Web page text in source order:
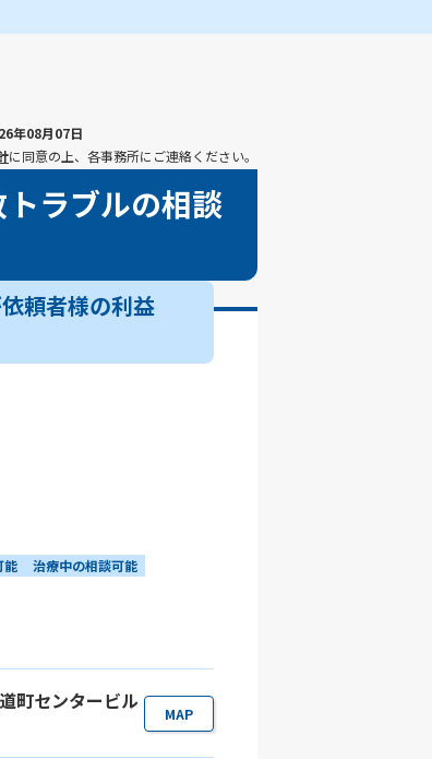
年08月07日
に同意の上、各事務所にご連絡ください。
ラブルの相談
頼者様の利益
能
治療中の相談可能
町センタービル
MAP